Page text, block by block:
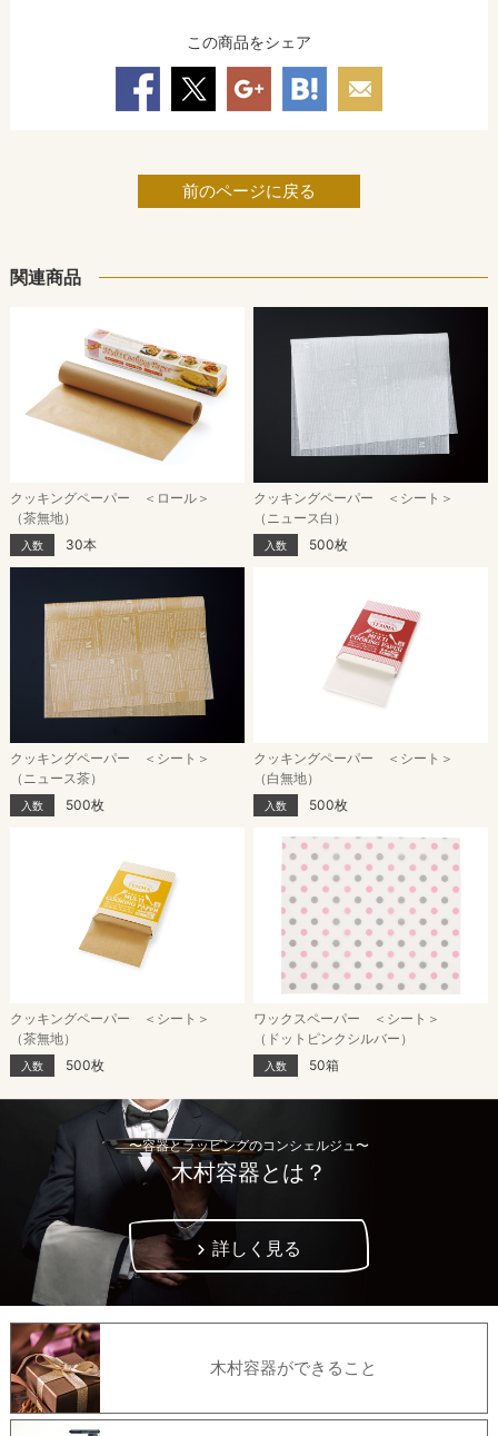
この商品をシェア
前のページに戻る
関連商品
クッキングペーパー ＜ロール＞
（茶無地）
入数 30本
クッキングペーパー ＜シート＞
（ニュース白）
入数 500枚
クッキングペーパー ＜シート＞
（ニュース茶）
入数 500枚
クッキングペーパー ＜シート＞
（白無地）
入数 500枚
クッキングペーパー ＜シート＞
（茶無地）
入数 500枚
ワックスペーパー ＜シート＞
（ドットピンクシルバー）
入数 50箱
〜容器とラッピングのコンシェルジュ〜
木村容器とは？
詳しく見る
木村容器ができること